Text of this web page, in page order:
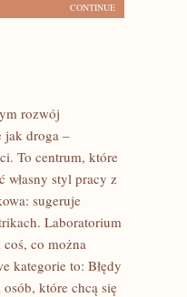
CONTINUE
rozwój
jak droga –
To centrum, które
własny styl pracy z
sugeruje
Laboratorium
co można
kategorie to: Błędy
które chcą się